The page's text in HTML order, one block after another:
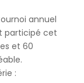
annuel
participé cet
et 60
: